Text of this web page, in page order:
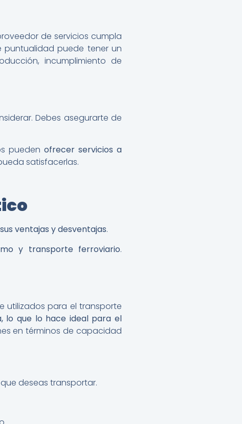
de servicios cumpla
puede tener un
incumplimiento de
Debes asegurarte de
pueden ofrecer servicios a
satisfacerlas.
ventajas y desventajas.
y transporte ferroviario.
utilizados para el transporte
lo que lo hace ideal para el
en términos de capacidad
deseas transportar.